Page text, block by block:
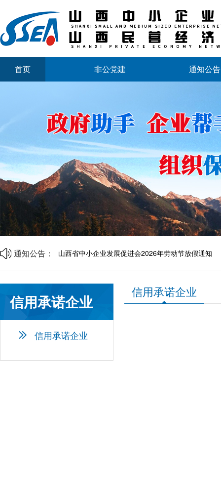
首页 非公党建 通知公告
通知公告：
山西省中小企业发展促进会2026年劳动节放假通知
山西省中小企业发展促进会财税专业委员会成立大会
商事调解理论与实务研讨会邀请函
中央宣传部、司法部、全国普法办部署开展第六个“
资源互通聚合力 精准对接促共赢 | 诚邀莅临
山西省中小企业发展促进会2026年劳动节放假通知
信用承诺企业
信用承诺企业
信用承诺企业